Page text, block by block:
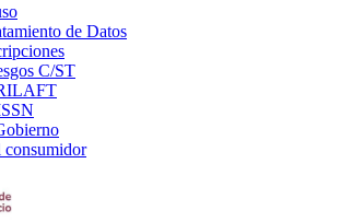
in
new
window
de Datos
in
C/ST
new
window
in
newin
consumidorOpens